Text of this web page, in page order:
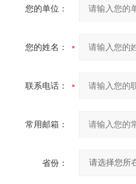
您的单位：
您的姓名：
联系电话：
常用邮箱：
省份：